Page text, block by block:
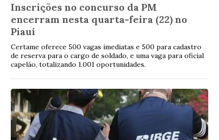
Inscrições no concurso da PM
encerram nesta quarta-feira (22) no
Piauí
Certame oferece 500 vagas imediatas e 500 para cadastro
de reserva para o cargo de soldado, e uma vaga para oficial
capelão, totalizando 1.001 oportunidades.